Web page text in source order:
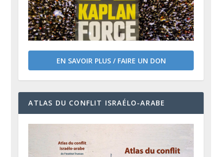
EN SAVOIR PLUS / FAIRE UN DON
ATLAS DU CONFLIT ISRAÉLO-ARABE